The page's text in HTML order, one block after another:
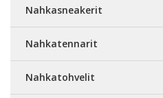
Nahkasneakerit
Nahkatennarit
Nahkatohvelit